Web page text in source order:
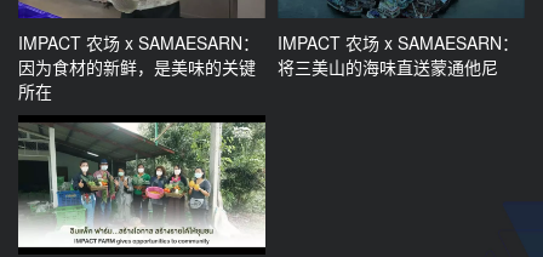
IMPACT 农场 x SAMAESARN：
因为食材的新鲜，是美味的关键
所在
IMPACT 农场 x SAMAESARN：
将三美山的海味直送蒙通他尼
会展活动策划